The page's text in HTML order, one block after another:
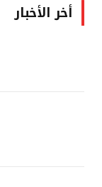
أخر الأخبار